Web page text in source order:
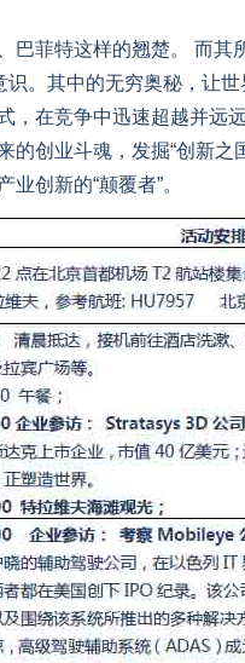
巴菲特这样的翘楚。 而其
。其中的无穷奥秘，让世
，在竞争中迅速超越并远
创业斗魂，发掘“创新之
创新的“颠覆者”。